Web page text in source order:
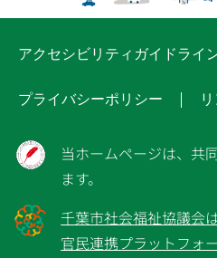
アクセシビリティガイドライ
プライバシーポリシー
当ホームページは、共
ます。
千葉市社会福祉協議会
官民連携プラットフォ